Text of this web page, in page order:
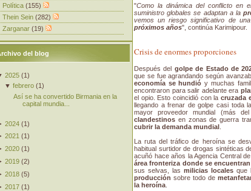
"Como la dinámica del conflicto en
suministro globales se adaptan a la
vemos un riesgo significativo de una
próximos años", continúa Karimipour.
Crisis de enormes proporciones
Después del golpe de Estado de
que se fue agrandando según
economía se hundió y muchas
encontraron para salir adelante era
el opio. Esto coincidió con la cruzada
llegando a frenar de golpe casi toda
mayor proveedor mundial (más
clandestinos en zonas de guerra
cubrir la demanda mundial
La ruta del tráfico de heroína se
habitual surtidor de drogas sintéticas
acuñó hace años la Agencia Central
área fronteriza donde se
sus selvas, las milicias locales que
producción sobre todo de
la heroína
Política (155)
Thein Sein (282)
Zarganar (19)
del blog
2025 (1)
▼febrero (1)
Así se ha convertido Birmania en la
capital mundia...
2024 (1)
2021 (1 )
2020 (1)
2019 (2)
2018 (5)
2017 (1)